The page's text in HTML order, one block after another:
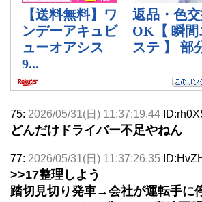
75: 2026/05/31(日) 11:37:19.44
どんだけドライバー不足やねん
77: 2026/05/31(日) 11:37:26.35
>>17整理しよう
踏切見切り発車→会社が運転手に